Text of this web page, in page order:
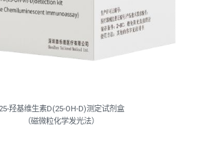
25-羟基维生素D(25-OH-D)测定试剂盒
（磁微粒化学发光法）